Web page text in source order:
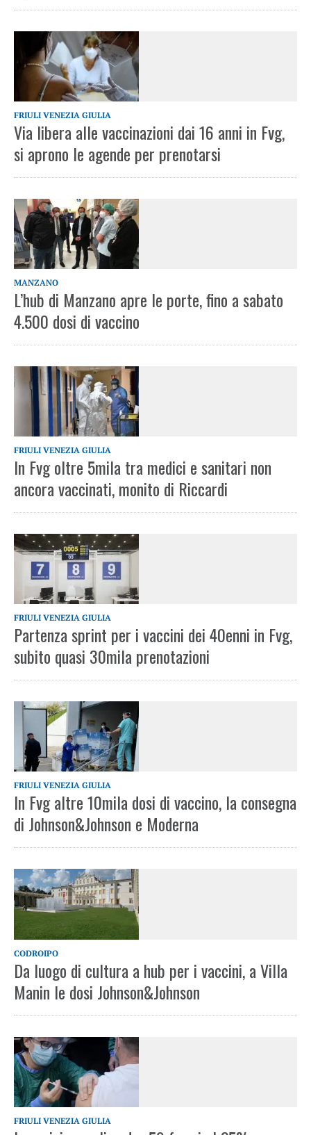
FRIULI VENEZIA GIULIA
Via libera alle vaccinazioni dai 16 anni in Fvg,
si aprono le agende per prenotarsi
MANZANO
L’hub di Manzano apre le porte, fino a sabato
4.500 dosi di vaccino
FRIULI VENEZIA GIULIA
In Fvg oltre 5mila tra medici e sanitari non
ancora vaccinati, monito di Riccardi
FRIULI VENEZIA GIULIA
Partenza sprint per i vaccini dei 40enni in Fvg,
subito quasi 30mila prenotazioni
FRIULI VENEZIA GIULIA
In Fvg altre 10mila dosi di vaccino, la consegna
di Johnson&Johnson e Moderna
CODROIPO
Da luogo di cultura a hub per i vaccini, a Villa
Manin le dosi Johnson&Johnson
FRIULI VENEZIA GIULIA